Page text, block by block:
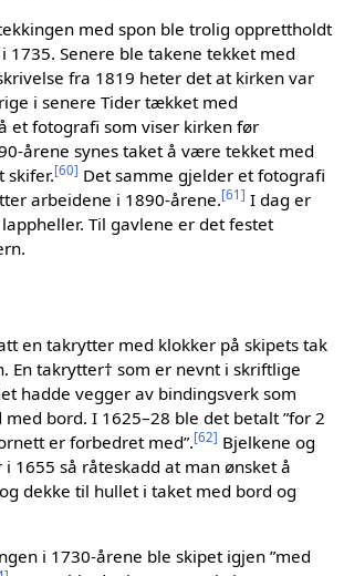
med spon ble trolig opprettholdt
1735. Senere ble takene tekket med
fra 1819 heter det at kirken var
i senere Tider tækket med
et fotografi som viser kirken før
årene synes taket å være tekket med
skifer.[60] Det samme gjelder et fotografi
arbeidene i 1890-årene.[61 ] I dag er
Til gavlene er det festet
en takrytter med klokker på skipets tak
En takrytter† som er nevnt i skriftlige
hadde vegger av bindingsverk som
bord. I 1625–28 ble det betalt ”for 2
er forbedret med”.[62] Bjelkene og
1655 så råteskadd at man ønsket å
dekke til hullet i taket med bord og
i 1730-årene ble skipet igjen ”med